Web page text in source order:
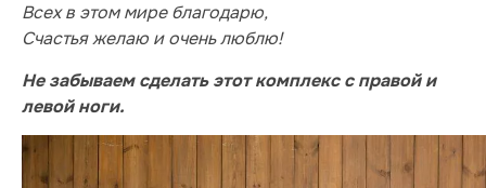
Всех в этом мире благодарю,
Счастья желаю и очень люблю!
Не забываем сделать этот комплекс с правой и
левой ноги.